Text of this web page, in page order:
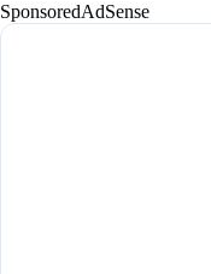
SponsoredAdSense